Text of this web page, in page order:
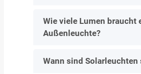
Wie viele Lumen braucht
Außenleuchte?
Wann sind